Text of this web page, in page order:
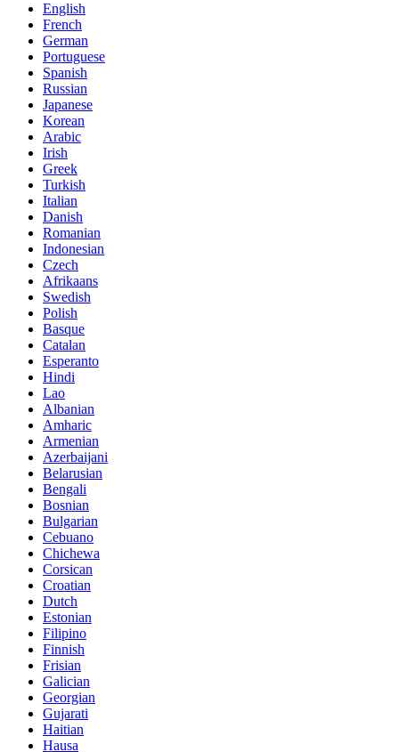
English
French
German
Portuguese
Spanish
Russian
Japanese
Korean
Arabic
Irish
Greek
Turkish
Italian
Danish
Romanian
Indonesian
Czech
Afrikaans
Swedish
Polish
Basque
Catalan
Esperanto
Hindi
Lao
Albanian
Amharic
Armenian
Azerbaijani
Belarusian
Bengali
Bosnian
Bulgarian
Cebuano
Chichewa
Corsican
Croatian
Dutch
Estonian
Filipino
Finnish
Frisian
Galician
Georgian
Gujarati
Haitian
Hausa